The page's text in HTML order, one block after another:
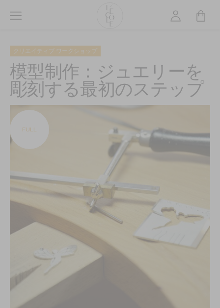
Jewelry
Arts
logo
クリエイティブ ワークショップ
模型制作：ジュエリーを
彫刻する最初のステップ
FULL